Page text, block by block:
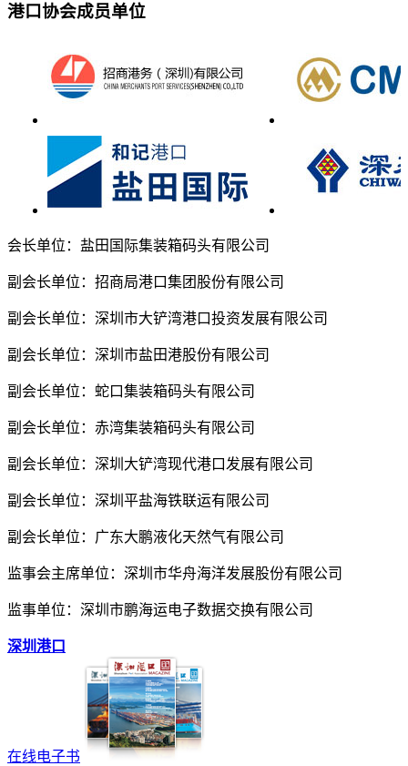
港口协会成员单位
会长单位：盐田国际集装箱码头有限公司
副会长单位：招商局港口集团股份有限公司
副会长单位：深圳市大铲湾港口投资发展有限公司
副会长单位：深圳市盐田港股份有限公司
副会长单位：蛇口集装箱码头有限公司
副会长单位：赤湾集装箱码头有限公司
副会长单位：深圳大铲湾现代港口发展有限公司
副会长单位：深圳平盐海铁联运有限公司
副会长单位：广东大鹏液化天然气有限公司
监事会主席单位：深圳市华舟海洋发展股份有限公司
监事单位：深圳市鹏海运电子数据交换有限公司
深圳港口
在线电子书